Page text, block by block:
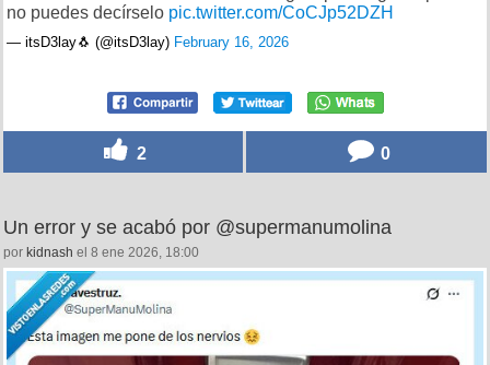
no puedes decírselo pic.twitter.com/CoCJp52DZH
— itsD3lay🐧 (@itsD3lay) February 16, 2026
2 0
Un error y se acabó por @supermanumolina
por kidnash el 8 ene 2026, 18:00